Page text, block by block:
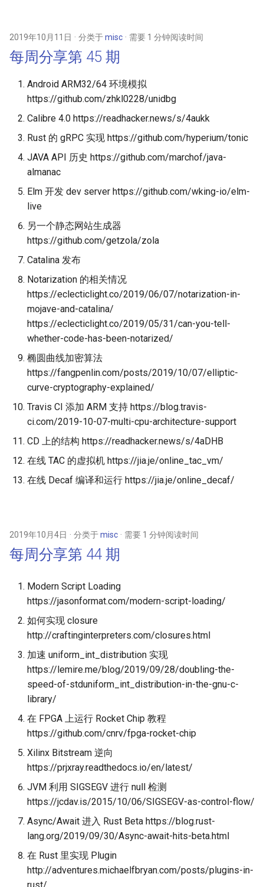
2019年10月11日 分类于misc 需要 1 分钟阅读时间
每周分享第 45 期
Android ARM32/64 环境模拟
https://github.com/zhkl0228/unidbg
Calibre 4.0 https://readhacker.news/s/4aukk
Rust 的 gRPC 实现 https://github.com/hyperium/tonic
JAVA API 历史 https://github.com/marchof/java-
almanac
Elm 开发 dev server https://github.com/wking-io/elm-
live
另一个静态网站生成器
https://github.com/getzola/zola
Catalina 发布
Notarization 的相关情况
https://eclecticlight.co/2019/06/07/notarization-in-
mojave-and-catalina/
https://eclecticlight.co/2019/05/31/can-you-tell-
whether-code-has-been-notarized/
椭圆曲线加密算法
https://fangpenlin.com/posts/2019/10/07/elliptic-
curve-cryptography-explained/
Travis CI 添加 ARM 支持 https://blog.travis-
ci.com/2019-10-07-multi-cpu-architecture-support
CD 上的结构 https://readhacker.news/s/4aDHB
在线 TAC 的虚拟机 https://jia.je/online_tac_vm/
在线 Decaf 编译和运行 https://jia.je/online_decaf/
2019年10月4日 分类于misc 需要 1 分钟阅读时间
每周分享第 44 期
Modern Script Loading
https://jasonformat.com/modern-script-loading/
如何实现 closure
http://craftinginterpreters.com/closures.html
加速 uniform_int_distribution 实现
https://lemire.me/blog/2019/09/28/doubling-the-
speed-of-stduniform_int_distribution-in-the-gnu-c-
library/
在 FPGA 上运行 Rocket Chip 教程
https://github.com/cnrv/fpga-rocket-chip
Xilinx Bitstream 逆向
https://prjxray.readthedocs.io/en/latest/
JVM 利用 SIGSEGV 进行 null 检测
https://jcdav.is/2015/10/06/SIGSEGV-as-control-flow/
Async/Await 进入 Rust Beta https://blog.rust-
lang.org/2019/09/30/Async-await-hits-beta.html
在 Rust 里实现 Plugin
http://adventures.michaelfbryan.com/posts/plugins-in-